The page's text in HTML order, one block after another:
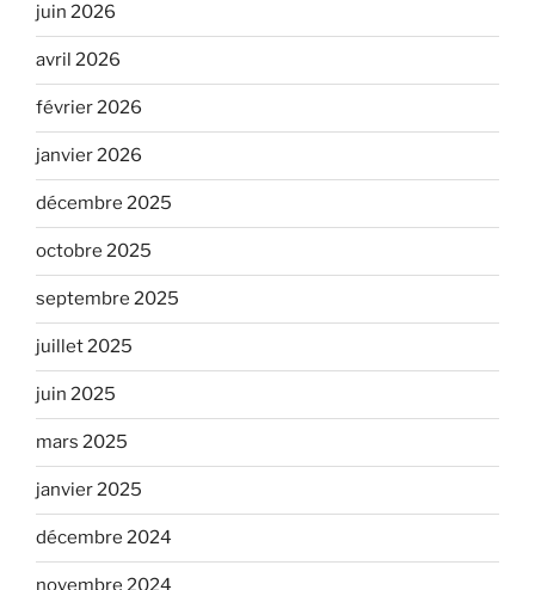
juin 2026
avril 2026
février 2026
janvier 2026
décembre 2025
octobre 2025
septembre 2025
juillet 2025
juin 2025
mars 2025
janvier 2025
décembre 2024